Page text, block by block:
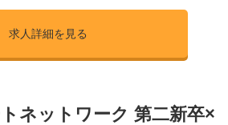
求人詳細を見る
ネットワーク 第二新卒×